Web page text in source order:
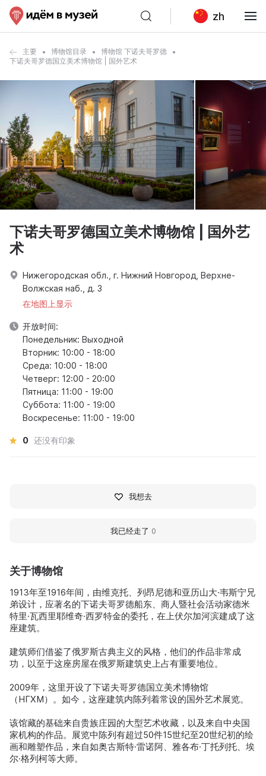
zh
主要 博物馆目录
博物馆 下诺夫哥罗德
下诺夫哥罗德国立美术博物馆 | 国外艺术
关于博物馆
1913年至1916年间，由维克托、列昂尼德和亚历山大·韦斯宁兄
弟设计，应著名的下诺夫哥罗德船东、商人暨社会活动家德米
特里·瓦西里耶维奇·西罗特金的委托，在上伏尔加河滨建成了这
座建筑。
建筑师们借鉴了俄罗斯古典主义的风格，他们的作品非常成
功，以至于这座房屋在俄罗斯建筑史上占有重要地位。
2009年，这里开设了下诺夫哥罗德国立美术博物馆
（НГХМ）。如今，这座建筑内陈列着常设的国外艺术展览。
该馆藏的基础来自贵族庄园的大型艺术收藏，以及来自中央国
家机构的作品。展览中陈列有超过50件15世纪至20世纪初的绘
画和雕塑作品，来自如奥古斯特·雷诺阿、雅各布·丁托列托、埃
尔·格列柯等大师。
下诺夫哥罗德国立美术博物馆 | 国外艺
术
Нижегородская обл., г. Нижний Новгород, Верхне-
Волжская наб., д. 3
在地图上显示
开放时间:
Понедельник: Выходной
Вторник: 10:00 - 18:00
Среда: 10:00 - 18:00
Четверг: 12:00 - 20:00
Пятница: 11:00 - 19:00
Суббота: 11:00 - 19:00
Воскресенье: 11:00 - 19:00
0 还没有印象
我想去
我已经走了 0